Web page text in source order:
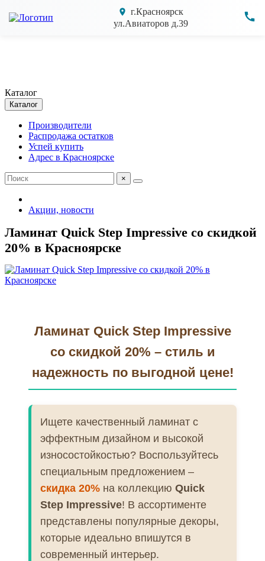
г.Красноярск
ул.Авиаторов д.39
Каталог
Каталог
Производители
Распродажа остатков
Успей купить
Адрес в Красноярске
×
Акции, новости
Ламинат Quick Step Impressive со скидкой
20% в Красноярске
Ламинат Quick Step Impressive
со скидкой 20% – стиль и
надежность по выгодной цене!
Ищете качественный ламинат с
эффектным дизайном и высокой
износостойкостью? Воспользуйтесь
специальным предложением –
скидка 20% на коллекцию Quick
Step Impressive! В ассортименте
представлены популярные декоры,
которые идеально впишутся в
современный интерьер.